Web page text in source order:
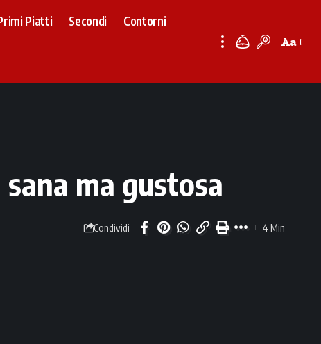
Piatti Secondi Contorni
Font
Aa
ma gustosa
Condividi 4 Min